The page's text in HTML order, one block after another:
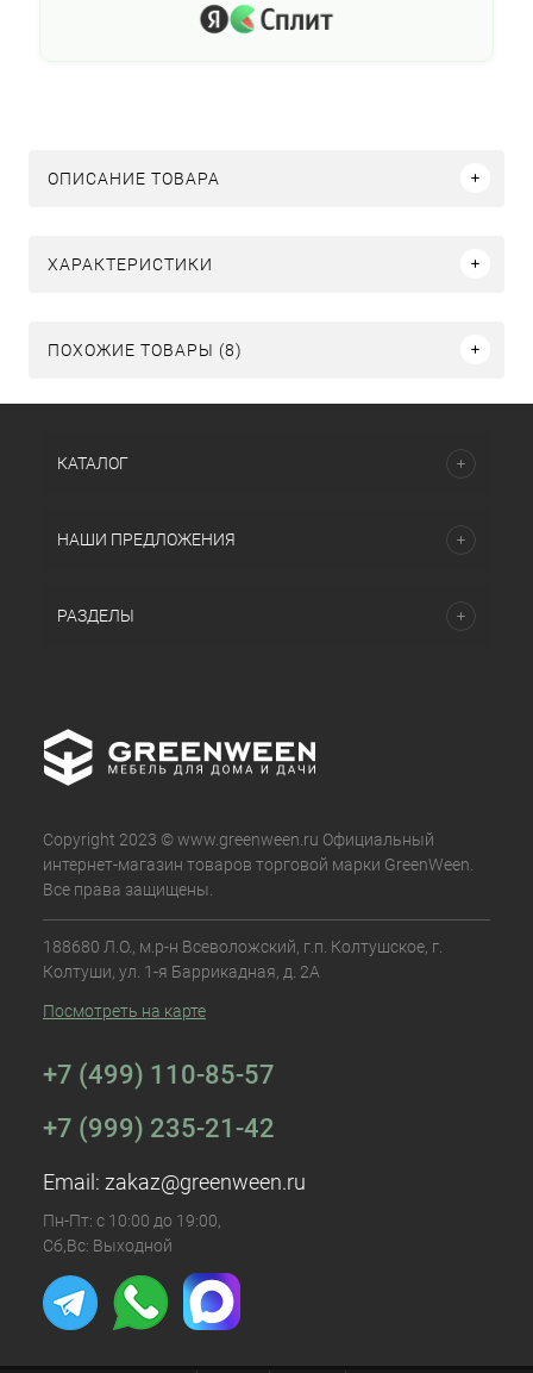
ОПИСАНИЕ ТОВАРА
ХАРАКТЕРИСТИКИ
ПОХОЖИЕ ТОВАРЫ (8)
КАТАЛОГ
НАШИ ПРЕДЛОЖЕНИЯ
РАЗДЕЛЫ
Copyright 2023 © www.greenween.ru Официальный
интернет-магазин товаров торговой марки GreenWeen.
Все права защищены.
188680 Л.О., м.р-н Всеволожский, г.п. Колтушское, г.
Колтуши, ул. 1-я Баррикадная, д. 2А
Посмотреть на карте
+7 (499) 110-85-57
+7 (999) 235-21-42
Email: zakaz@greenween.ru
Пн-Пт: с 10:00 до 19:00,
Сб,Вс: Выходной